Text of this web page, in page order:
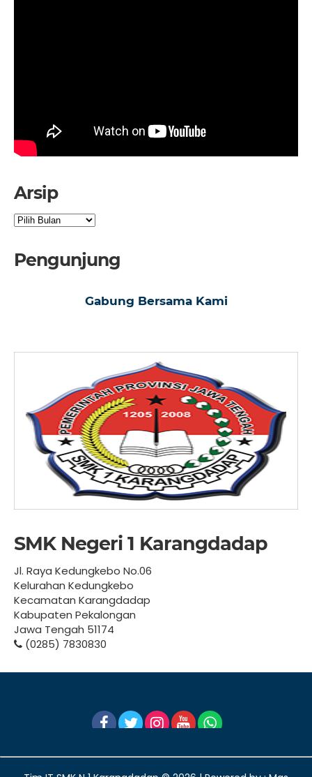
Arsip
Arsip
Pengunjung
Gabung Bersama Kami
SMK Negeri 1 Karangdadap
Jl. Raya Kedungkebo No.06
Kelurahan Kedungkebo
Kecamatan Karangdadap
Kabupaten Pekalongan
Jawa Tengah 51174
(0285) 7830830